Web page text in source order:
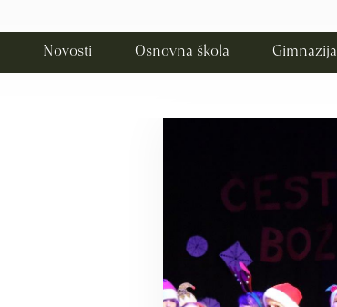
Novosti Osnovna škola Gimnazija